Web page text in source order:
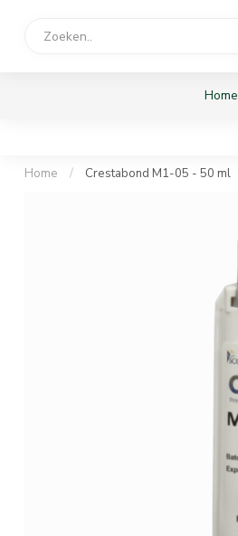
Home
Home / Crestabond M1-05 - 50 ml